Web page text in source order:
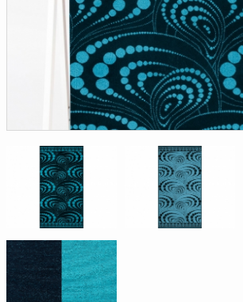
Доверенность на
получение груза
Документы по работе с
персональными данными
Письмо руководителю
Вопросы и ответы
Новости | Статьи